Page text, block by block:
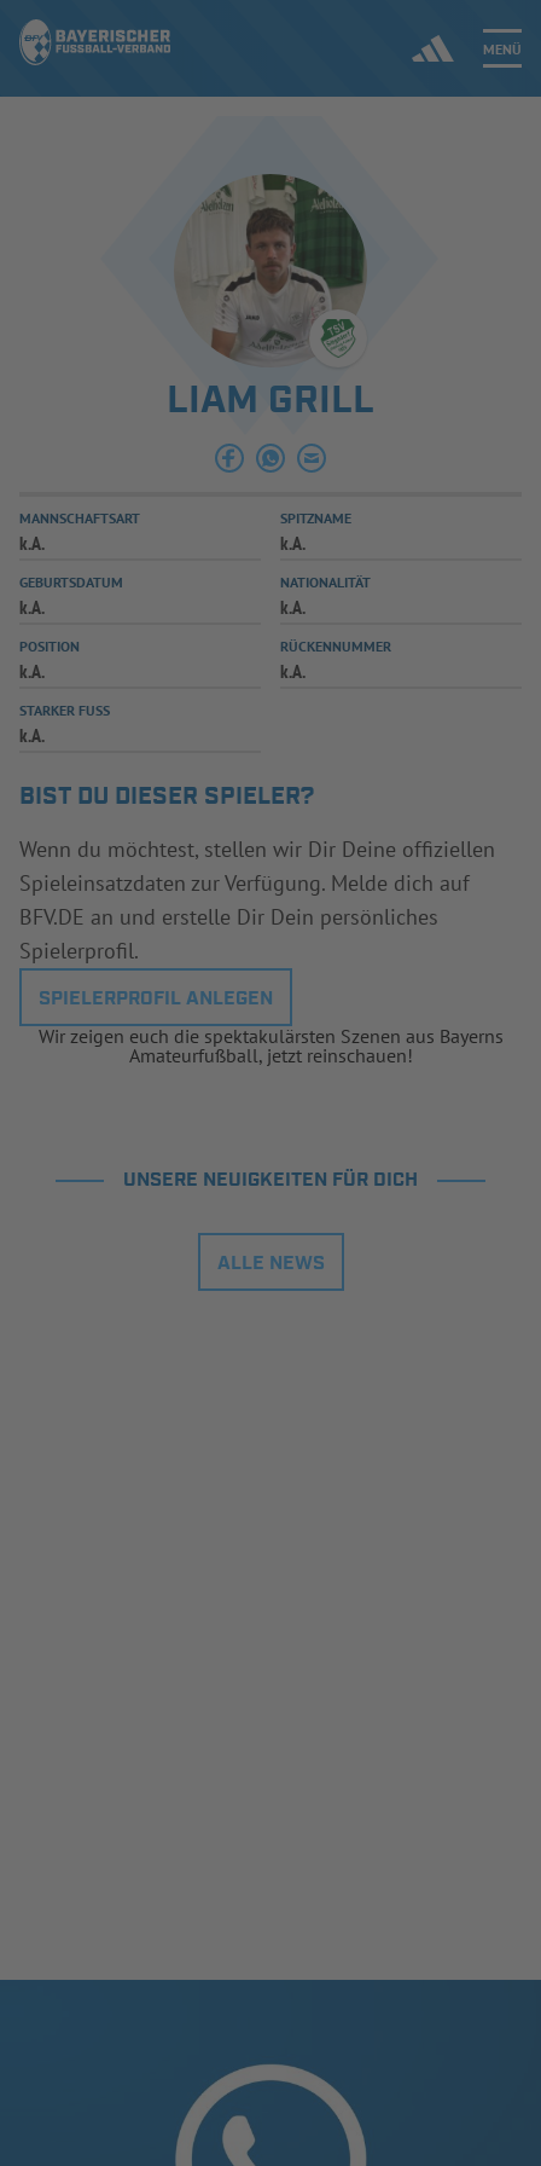
MENÜ
ERGEBNISSE & WETTBEWERBE
SPIELBETRIEB & VERBANDSLEBEN
AUSBILDUNG & FÖRDERUNG
SPIELPLUS
LIAM GRILL
MANNSCHAFTSART
k.A.
SPITZNAME
k.A.
GEBURTSDATUM
k.A.
NATIONALITÄT
k.A.
POSITION
k.A.
RÜCKENNUMMER
k.A.
STARKER FUSS
k.A.
BIST DU DIESER SPIELER?
Wenn du möchtest, stellen wir Dir Deine offiziellen
Spieleinsatzdaten zur Verfügung. Melde dich auf
BFV.DE an und erstelle Dir Dein persönliches
Spielerprofil.
SPIELERPROFIL ANLEGEN
Wir zeigen euch die spektakulärsten Szenen aus Bayerns
Amateurfußball, jetzt reinschauen!
UNSERE NEUIGKEITEN FÜR DICH
ALLE NEWS